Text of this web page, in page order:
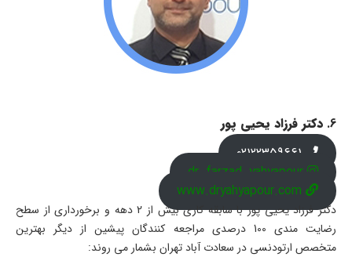
6. دکتر فرزاد یحیی پور
dr_farzad_yahyapour
www.dryahyapour.com
دکتر فرزاد یحیی پور با سابقه کاری بیش از 2 دهه و برخورداری از سطح
رضایت مندی 100 درصدی مراجعه کنندگان پیشین از دیگر بهترین
متخصص ارتودنسی در سعادت آباد تهران بشمار می روند: